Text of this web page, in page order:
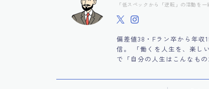
「低スペックから「逆転」の活動を一
偏差値38・Fラン卒から年
信。 「働くを人生を、楽し
で「自分の人生はこんなも